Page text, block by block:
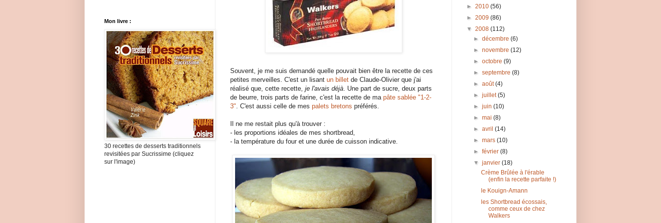
Souvent, je me suis demandé quelle pouvait bien être la recette de ces
petites merveilles. C'est un lisant un billet de Claude-Olivier que j'ai
réalisé que, cette recette, je l'avais déjà. Une part de sucre, deux parts
de beurre, trois parts de farine, c'est la recette de ma pâte sablée "1-2-
3". C'est aussi celle de mes palets bretons préférés.
Il ne me restait plus qu'à trouver :
- les proportions idéales de mes shortbread,
- la température du four et une durée de cuisson indicative.
Mon livre :
30 recettes de desserts traditionnels
revisitées par Sucrissime (cliquez
sur l'image)
► 2010 (56)
► 2009 (86)
▼ 2008 (112)
►décembre(6)
►novembre(12)
►octobre(9)
►septembre(8)
►août(4)
►juillet(5)
►juin(10)
►mai(8)
►avril(14)
►mars(10)
►février(8)
▼janvier(18)
Crème Brûlée à l'érable
(enfin la recette parfaite !)
le Kouign-Amann
les Shortbread écossais,
comme ceux de chez
Walkers